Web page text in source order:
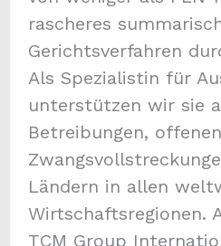
rascheres
Gerichtsverfahren
Als Spezialistin für
unterstützen wir sie
Betreibungen,
Ländern in allen
Wirtschaftsregionen.
TCM Group